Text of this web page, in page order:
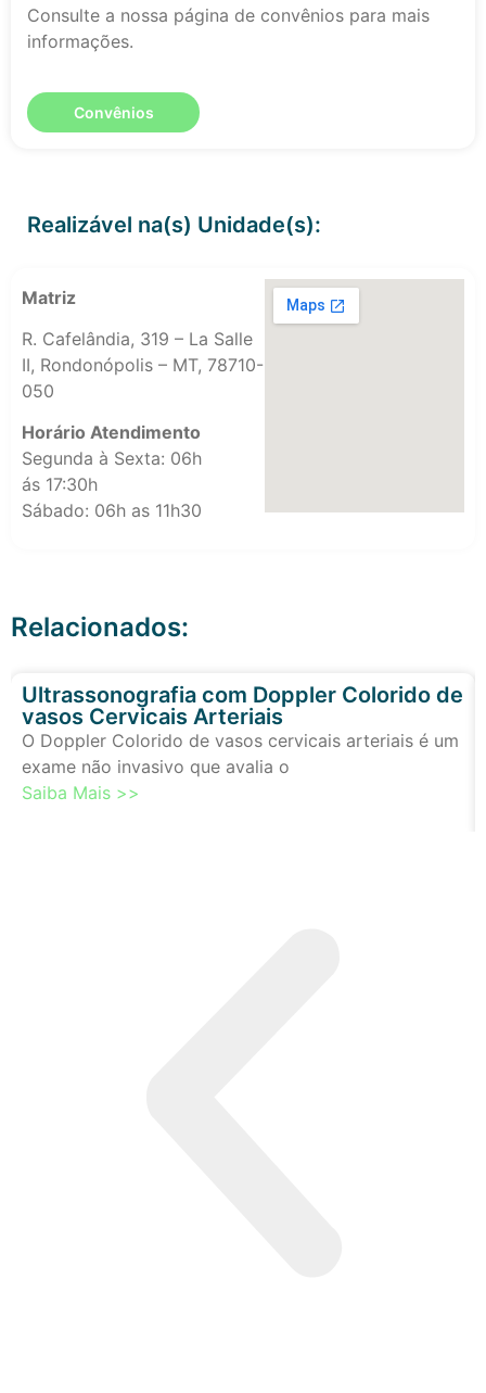
Consulte a nossa página de convênios para mais
informações.
Convênios
Realizável na(s) Unidade(s):
Matriz
R. Cafelândia, 319 – La Salle
II, Rondonópolis – MT, 78710-
050
Horário Atendimento
Segunda à Sexta: 06h
ás 17:30h
Sábado: 06h as 11h30
Relacionados:
Ultrassonografia com Doppler Colorido de
vasos Cervicais Arteriais
O Doppler Colorido de vasos cervicais arteriais é um
exame não invasivo que avalia o
Saiba Mais >>